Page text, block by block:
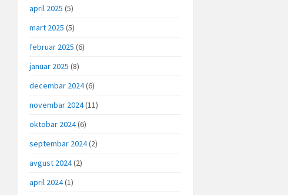
april 2025 (5)
mart 2025 (5)
februar 2025 (6)
januar 2025 (8)
decembar 2024(6)
novembar 2024(11)
oktobar 2024(6)
septembar 2024(2)
avgust 2024(2)
april 2024(1)